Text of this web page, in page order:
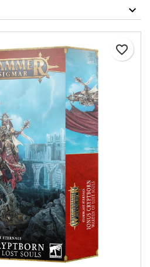
favorite_border